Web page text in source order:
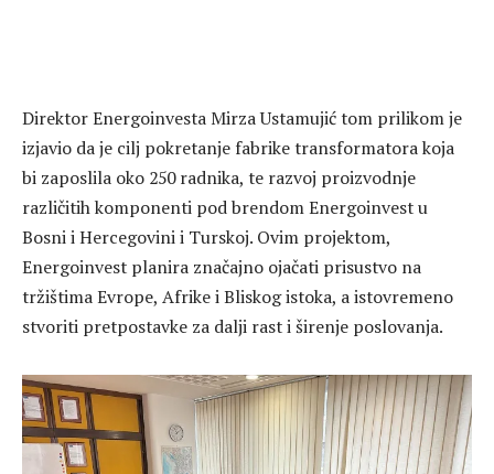
Direktor Energoinvesta Mirza Ustamujić tom prilikom je
izjavio da je cilj pokretanje fabrike transformatora koja
bi zaposlila oko 250 radnika, te razvoj proizvodnje
različitih komponenti pod brendom Energoinvest u
Bosni i Hercegovini i Turskoj. Ovim projektom,
Energoinvest planira značajno ojačati prisustvo na
tržištima Evrope, Afrike i Bliskog istoka, a istovremeno
stvoriti pretpostavke za dalji rast i širenje poslovanja.